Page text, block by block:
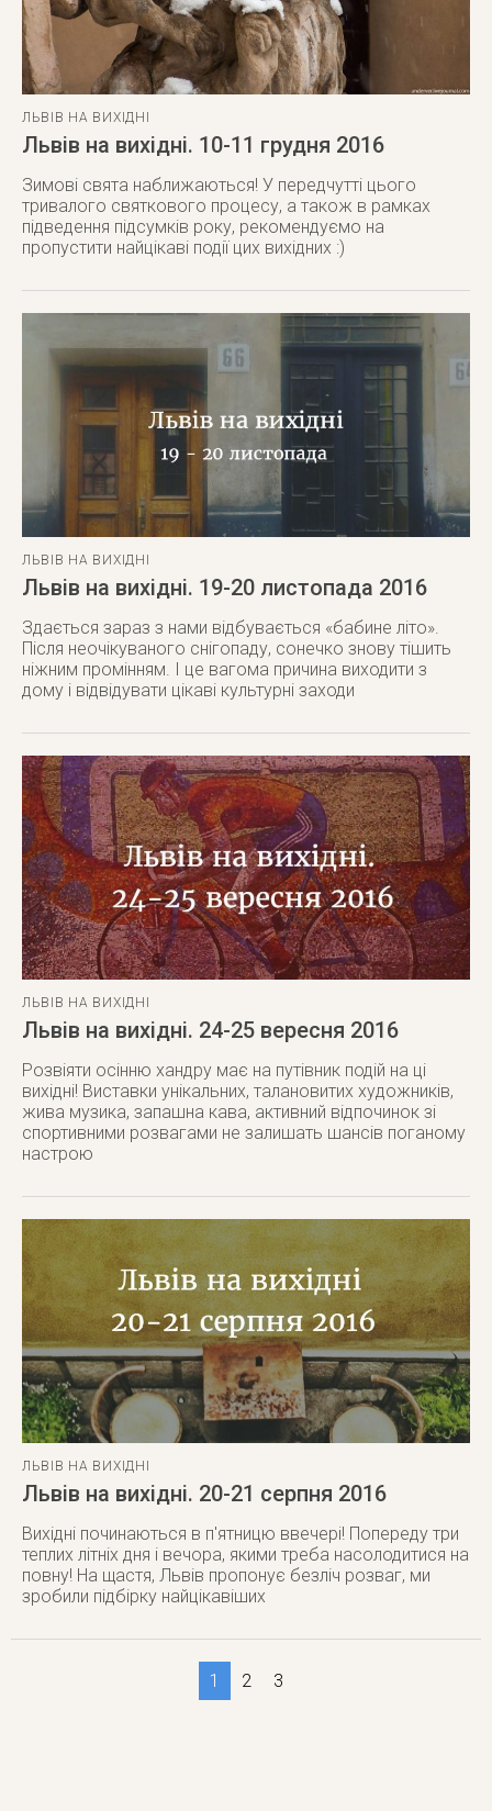
ЛЬВІВ НА ВИХІДНІ
Львів на вихідні. 10-11 грудня 2016
Зимові свята наближаються! У передчутті цього
тривалого святкового процесу, а також в рамках
підведення підсумків року, рекомендуємо на
пропустити найцікаві події цих вихідних :)
ЛЬВІВ НА ВИХІДНІ
Львів на вихідні. 19-20 листопада 2016
Здається зараз з нами відбувається «бабине літо».
Після неочікуваного снігопаду, сонечко знову тішить
ніжним промінням. І це вагома причина виходити з
дому і відвідувати цікаві культурні заходи
ЛЬВІВ НА ВИХІДНІ
Львів на вихідні. 24-25 вересня 2016
Розвіяти осінню хандру має на путівник подій на ці
вихідні! Виставки унікальних, талановитих художників,
жива музика, запашна кава, активний відпочинок зі
спортивними розвагами не залишать шансів поганому
настрою
ЛЬВІВ НА ВИХІДНІ
Львів на вихідні. 20-21 серпня 2016
Вихідні починаються в п'ятницю ввечері! Попереду три
теплих літніх дня і вечора, якими треба насолодитися на
повну! На щастя, Львів пропонує безліч розваг, ми
зробили підбірку найцікавіших
1 2 3